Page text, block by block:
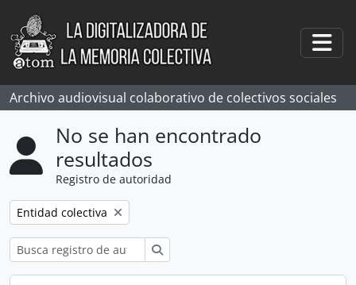
Skip to main content
Archivo audiovisual colaborativo de colectivos sociales
No se han encontrado
resultados
Registro de autoridad
Remove filter:
Entidad colectiva